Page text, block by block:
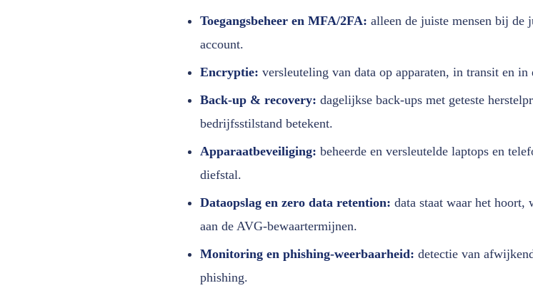
Toegangsbeheer en MFA/2FA: alleen de juiste mensen bij de
account.
Encryptie: versleuteling van data op apparaten, in transit en in
Back-up & recovery: dagelijkse back-ups met geteste
bedrijfsstilstand betekent.
Apparaatbeveiliging: beheerde en versleutelde laptops en
diefstal.
Dataopslag en zero data retention: data staat waar het hoort,
aan de AVG-bewaartermijnen.
Monitoring en phishing-weerbaarheid: detectie van
phishing.